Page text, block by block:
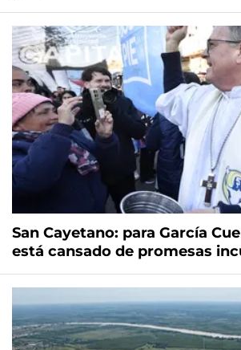
San Cayetano: para García
está cansado de promesas